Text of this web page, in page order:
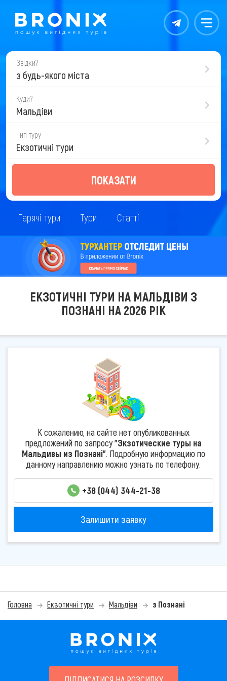
Контакты Меню
Звідки?
з будь-якого міста
Куди?
Мальдіви
Тип туру
Екзотичні тури
ПОКАЗАТИ
Гарячі тури Тури Статті
ЕКЗОТИЧНІ ТУРИ НА МАЛЬДІВИ З
ПОЗНАНІ НА 2026 РІК
К сожалению, на сайте нет опубликованных
предложений по запросу"Экзотические туры на
Мальдивы из Познані". Подробную информацию по
данному направлению можно узнать по телефону:
+38 (044) 344-21-38
Залишити заявку
Головна Екзотичні тури Мальдіви з Познані